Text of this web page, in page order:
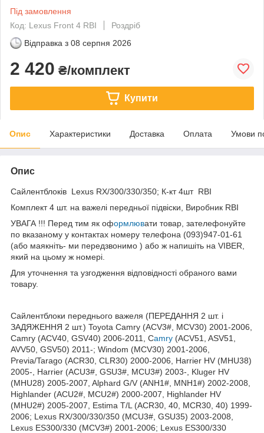
Під замовлення
Код: Lexus Front 4 RBI
Роздріб
Відправка з 08 серпня 2026
2 420 ₴/комплект
Купити
Опис Характеристики Доставка Оплата Умови
Опис
Сайлентблоків Lexus RX/300/330/350; К-кт 4шт RBI
Комплект 4 шт. на важелі передньої підвіски, Виробник RBI
УВАГА !!! Перед тим як оформлювати товар, зателефонуйте
по вказаному у контактах номеру телефона (093)947-01-61
(або маякніть- ми передзвонимо ) або ж напишіть на VIBER,
який на цьому ж номері.
Для уточнення та узгодження відповідності обраного вами
товару.
Сайлентблоки переднього важеля (ПЕРЕДАННЯ 2 шт. і
ЗАДЯЖЕННЯ 2 шт.) Toyota Camry (ACV3#, MCV30) 2001-2006,
Camry (ACV40, GSV40) 2006-2011, Camry (ACV51, ASV51,
AVV50, GSV50) 2011-; Windom (MCV30) 2001-2006,
Previa/Tarago (ACR30, CLR30) 2000-2006, Harrier HV (MHU38)
2005-, Harrier (ACU3#, GSU3#, MCU3#) 2003-, Kluger HV
(MHU28) 2005-2007, Alphard G/V (ANH1#, MNH1#) 2002-2008,
Highlander (ACU2#, MCU2#) 2000-2007, Highlander HV
(MHU2#) 2005-2007, Estima T/L (ACR30, 40, MCR30, 40) 1999-
2006; Lexus RX/300/330/350 (MCU3#, GSU35) 2003-2008,
Lexus ES300/330 (MCV3#) 2001-2006; Lexus ES300/330